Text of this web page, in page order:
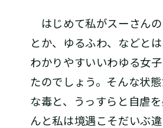
はじめて私がスーさんの
とか、ゆるふわ、などと
わかりやすいいわゆる女
たのでしょう。そんな状
な毒と、うっすらと自虐
んと私は境遇こそだいぶ